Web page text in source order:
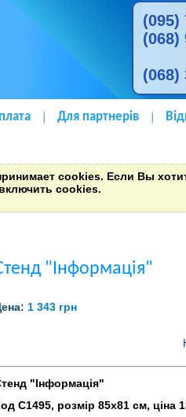
(095)
(068)
(068)
Для партнерів
cookies. Если Вы
cookies.
"Інформація"
1 343 грн
"Інформація"
С1495, розмір 85х81 см, ціна